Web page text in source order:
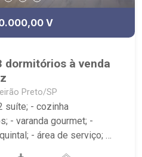
V
dormitórios à venda
Preto/SP
suíte; - cozinha
- varanda gourmet; -
- área de serviço; -